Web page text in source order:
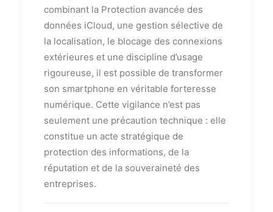
combinant la Protection avancée des
données iCloud, une gestion sélective de
la localisation, le blocage des connexions
extérieures et une discipline d’usage
rigoureuse, il est possible de transformer
son smartphone en véritable forteresse
numérique. Cette vigilance n’est pas
seulement une précaution technique : elle
constitue un acte stratégique de
protection des informations, de la
réputation et de la souveraineté des
entreprises.